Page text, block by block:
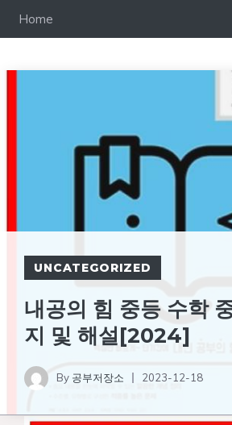
Home
UNCATEGORIZED
내공의 힘 중등 수학
지 및 해설[2024]
By 공부저장소 2023-12-18